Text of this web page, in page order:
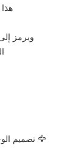
ويرمز
🦅 تصميم